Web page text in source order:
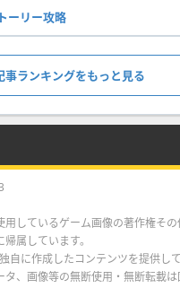
ーリー攻略
事ランキングをもっと見る
用しているゲーム画像の著作権そ
属しています。
自に作成したコンテンツを提供して
、画像等の無断使用・無断転載